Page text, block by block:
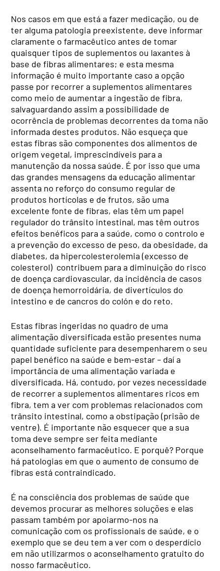
Nos casos em que está a fazer medicação, ou de
ter alguma patologia preexistente, deve informar
claramente o farmacêutico antes de tomar
quaisquer tipos de suplementos ou laxantes à
base de fibras alimentares; e esta mesma
informação é muito importante caso a opção
passe por recorrer a suplementos alimentares
como meio de aumentar a ingestão de fibra,
salvaguardando assim a possibilidade de
ocorrência de problemas decorrentes da toma não
informada destes produtos. Não esqueça que
estas fibras são componentes dos alimentos de
origem vegetal, imprescindíveis para a
manutenção da nossa saúde. É por isso que uma
das grandes mensagens da educação alimentar
assenta no reforço do consumo regular de
produtos hortícolas e de frutos, são uma
excelente fonte de fibras, elas têm um papel
regulador do trânsito intestinal, mas têm outros
efeitos benéficos para a saúde, como o controlo e
a prevenção do excesso de peso, da obesidade, da
diabetes, da hipercolesterolemia (excesso de
colesterol) contribuem para a diminuição do risco
de doença cardiovascular, da incidência de casos
de doença hemorroidária, de divertículos do
intestino e de cancros do colón e do reto.
Estas fibras ingeridas no quadro de uma
alimentação diversificada estão presentes numa
quantidade suficiente para desempenharem o seu
papel benéfico na saúde e bem-estar – daí a
importância de uma alimentação variada e
diversificada. Há, contudo, por vezes necessidade
de recorrer a suplementos alimentares ricos em
fibra, tem a ver com problemas relacionados com
trânsito intestinal, como a obstipação (prisão de
ventre). É importante não esquecer que a sua
toma deve sempre ser feita mediante
aconselhamento farmacêutico. E porquê? Porque
há patologias em que o aumento de consumo de
fibras está contraindicado.
É na consciência dos problemas de saúde que
devemos procurar as melhores soluções e elas
passam também por apoiarmo-nos na
comunicação com os profissionais de saúde, e o
exemplo que se deu tem a ver com o desperdício
em não utilizarmos o aconselhamento gratuito do
nosso farmacêutico.